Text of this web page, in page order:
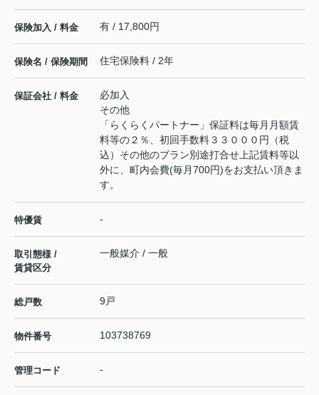
保険加入 / 料金 有 / 17,800円
保険名 / 保険期間 住宅保険料 / 2年
保証会社 / 料金
必加入
その他
「らくらくパートナー」保証料は毎月月額賃
料等の２％、初回手数料３３０００円（税
込）その他のプラン別途打合せ上記賃料等以
外に、町内会費(毎月700円)をお支払い頂きま
す。
特優賃 -
取引態様 /
賃貸区分
一般媒介 / 一般
総戸数 9戸
物件番号 103738769
管理コード -